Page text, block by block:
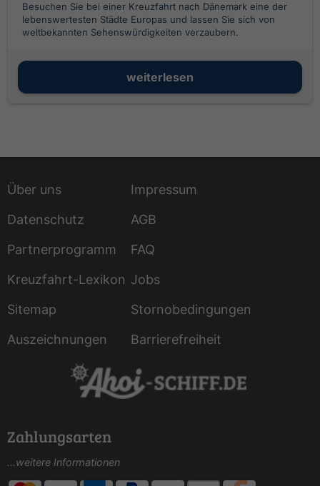
Besuchen Sie bei einer Kreuzfahrt nach Dänemark eine der
lebenswertesten Städte Europas und lassen Sie sich von
weltbekannten Sehenswürdigkeiten verzaubern.
weiterlesen
Über uns
Impressum
Datenschutz
AGB
Partnerprogramm
FAQ
Kreuzfahrt-Lexikon Jobs
Sitemap
Stornobedingungen
Auszeichnungen
Barrierefreiheit
Zahlungsarten
...weitere Informationen